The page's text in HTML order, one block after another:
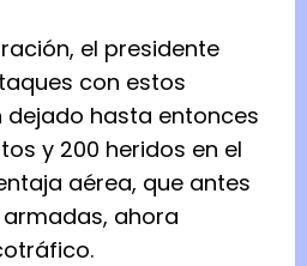
el presidente
con estos
hasta entonces
y 200 heridos en el
aérea, que antes
ahora